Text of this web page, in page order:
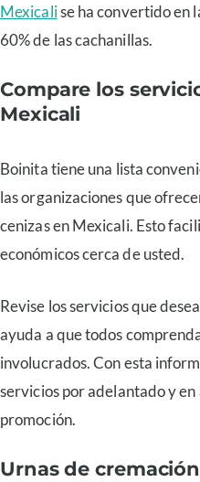
Mexicalise ha convertido en
60% de las cachanillas.
Compare los
Mexicali
Boinita tiene una lista
las organizaciones que
cenizas en Mexicali. Esto
económicos cerca de usted.
Revise los servicios que
ayuda a que todos
involucrados. Con esta
servicios por adelantado y
promoción.
Urnas de cremación